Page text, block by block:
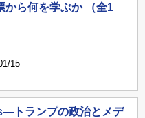
から何を学ぶか （全1
15
トランプの政治とメデ